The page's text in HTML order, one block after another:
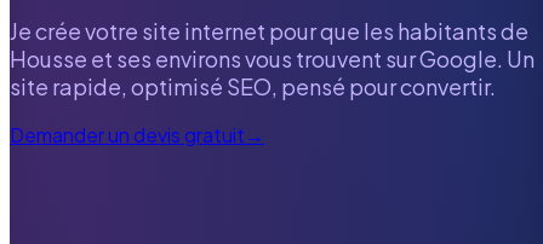
Je crée votre site internet pour que les habitants de
Housse et ses environs vous trouvent sur Google. Un
site rapide, optimisé SEO, pensé pour convertir.
Demander un devis gratuit→